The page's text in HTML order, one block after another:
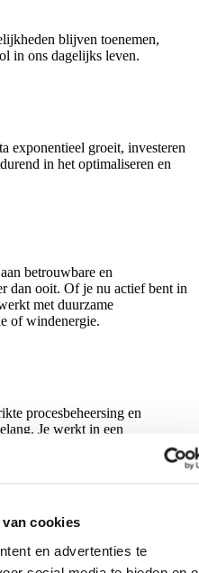
cookies
en advertenties te
blijven toenemen,
in ons dagelijks leven.
exponentieel groeit, investeren
in het optimaliseren en
betrouwbare en
dan ooit. Of je nu actief bent in
met duurzame
of windenergie.
procesbeheersing en
Je werkt in een
of afwijking grote
veiligheid als de productiviteit.
systemen essentieel.